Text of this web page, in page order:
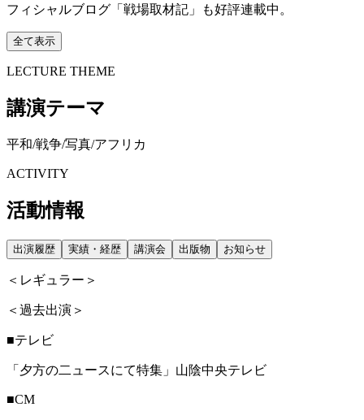
フィシャルブログ「戦場取材記」も好評連載中。
全て表示
LECTURE THEME
講演テーマ
平和/戦争/写真/アフリカ
ACTIVITY
活動情報
出演履歴 実績・経歴 講演会 出版物 お知らせ
＜レギュラー＞
＜過去出演＞
■テレビ
「夕方の二ュースにて特集」山陰中央テレビ
■CM